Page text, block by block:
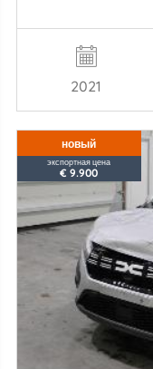
2021
новый
экспортная цена
€ 9.900